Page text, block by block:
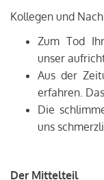
Kollegen und
Zum Tod
unser
Aus der
erfahren.
Die
uns
Der Mittelteil